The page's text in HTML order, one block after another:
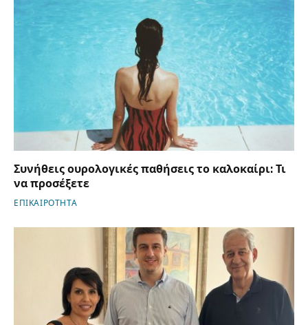
Συνήθεις ουρολογικές παθήσεις το καλοκαίρι: Τι
να προσέξετε
ΕΠΙΚΑΙΡΟΤΗΤΑ